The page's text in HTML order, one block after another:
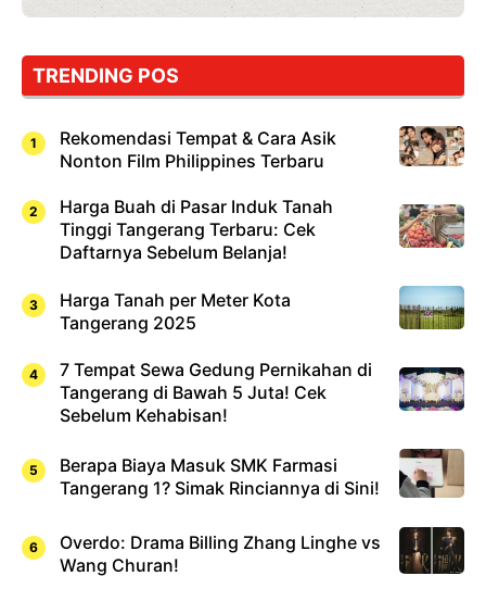
TRENDING POS
Rekomendasi Tempat & Cara Asik
Nonton Film Philippines Terbaru
Harga Buah di Pasar Induk Tanah
Tinggi Tangerang Terbaru: Cek
Daftarnya Sebelum Belanja!
Harga Tanah per Meter Kota
Tangerang 2025
7 Tempat Sewa Gedung Pernikahan di
Tangerang di Bawah 5 Juta! Cek
Sebelum Kehabisan!
Berapa Biaya Masuk SMK Farmasi
Tangerang 1? Simak Rinciannya di Sini!
Overdo: Drama Billing Zhang Linghe vs
Wang Churan!